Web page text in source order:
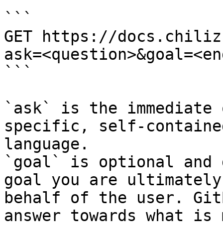
```
GET https://
```
`ask` is the
specific, self-
language.
`goal` is optional and
goal you are
behalf of the user.
answer towards what